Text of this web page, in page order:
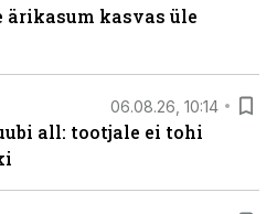
ärikasum kasvas üle
06.08.26, 10:14
all: tootjale ei tohi